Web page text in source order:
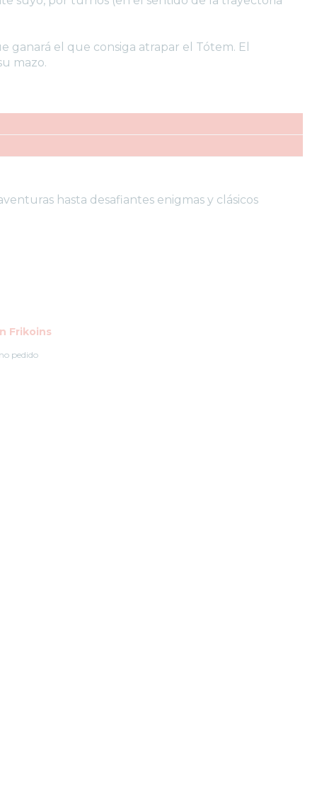
el que consiga atrapar el Tótem. El
mazo.
hasta desafiantes enigmas y clásicos
Frikoins
pedido